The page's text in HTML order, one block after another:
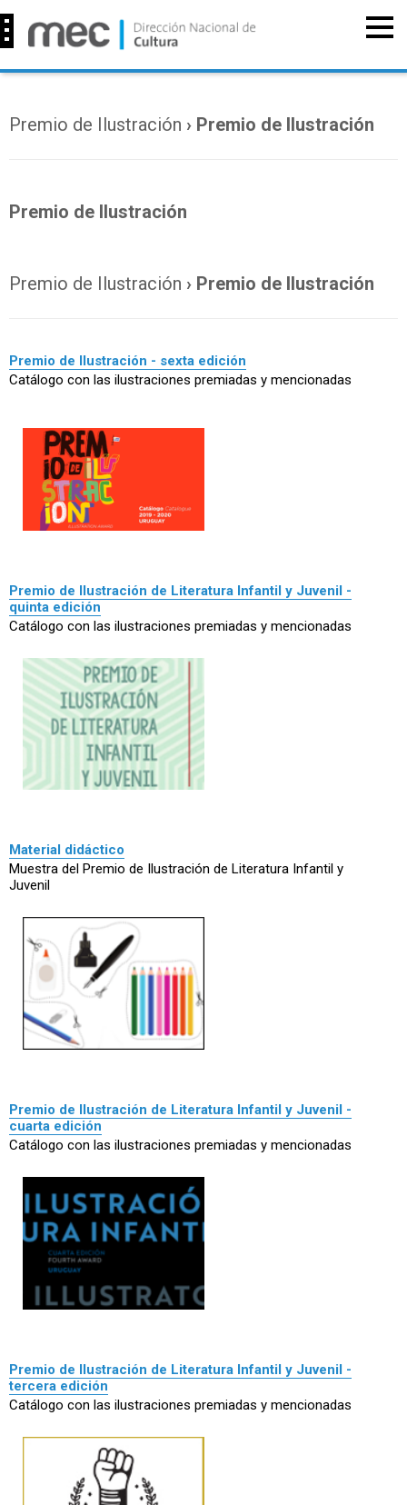
Premio de Ilustración › Premio de Ilustración
Premio de Ilustración
Premio de Ilustración › Premio de Ilustración
Premio de Ilustración - sexta edición
Catálogo con las ilustraciones premiadas y mencionadas
Premio de Ilustración de Literatura Infantil y Juvenil -
quinta edición
Catálogo con las ilustraciones premiadas y mencionadas
Material didáctico
Muestra del Premio de Ilustración de Literatura Infantil y
Juvenil
Premio de Ilustración de Literatura Infantil y Juvenil -
cuarta edición
Catálogo con las ilustraciones premiadas y mencionadas
Premio de Ilustración de Literatura Infantil y Juvenil -
tercera edición
Catálogo con las ilustraciones premiadas y mencionadas